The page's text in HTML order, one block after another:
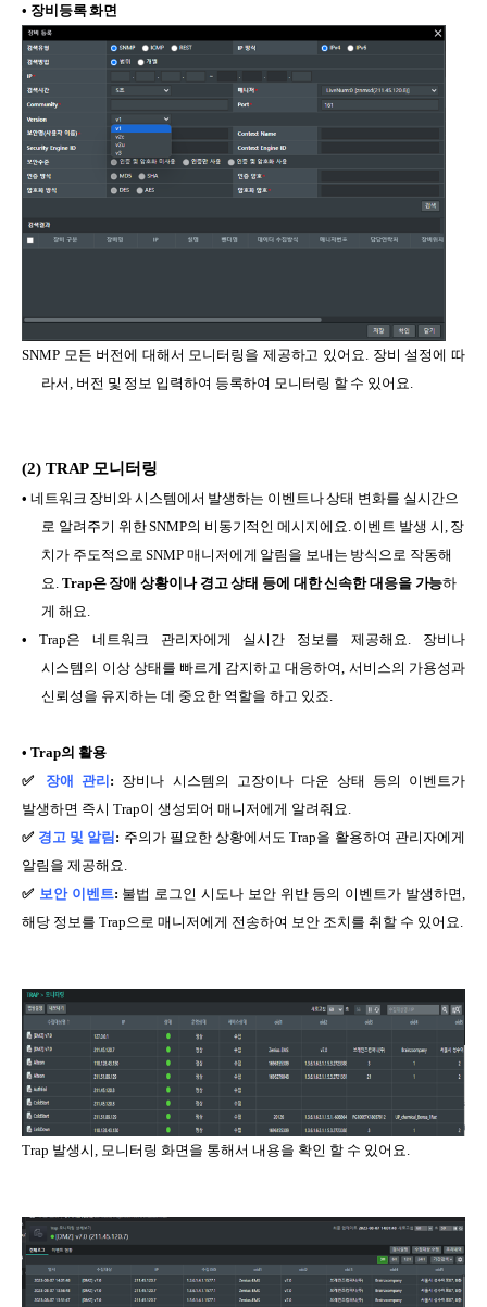
• 장비등록 화면
SNMP 모든 버전에 대해서 모니터링을 제공하고 있어요. 장비 설정에 따
라서, 버전 및 정보 입력하여 등록하여 모니터링 할 수 있어요.
(2) TRAP 모니터링
• 네트워크 장비와 시스템에서 발생하는 이벤트나 상태 변화를 실시간으
로 알려주기 위한 SNMP의 비동기적인 메시지에요. 이벤트 발생 시, 장
치가 주도적으로 SNMP 매니저에게 알림을 보내는 방식으로 작동해
요.Trap은 장애 상황이나 경고 상태 등에 대한 신속한 대응을 가능하
게 해요.
•
Trap은 네트워크 관리자에게 실시간 정보를 제공해요. 장비나
시스템의 이상 상태를 빠르게 감지하고 대응하여, 서비스의 가용성과
신뢰성을 유지하는 데 중요한 역할을 하고 있죠.
•Trap의 활용
✅ 장애 관리: 장비나 시스템의 고장이나 다운 상태 등의 이벤트가
발생하면 즉시 Trap이 생성되어 매니저에게 알려줘요.
✅ 경고 및 알림: 주의가 필요한 상황에서도 Trap을 활용하여 관리자에게
알림을 제공해요.
✅ 보안 이벤트: 불법 로그인 시도나 보안 위반 등의 이벤트가 발생하면,
해당 정보를 Trap으로 매니저에게 전송하여 보안 조치를 취할 수 있어요.
Trap 발생시, 모니터링 화면을 통해서 내용을 확인 할 수 있어요.